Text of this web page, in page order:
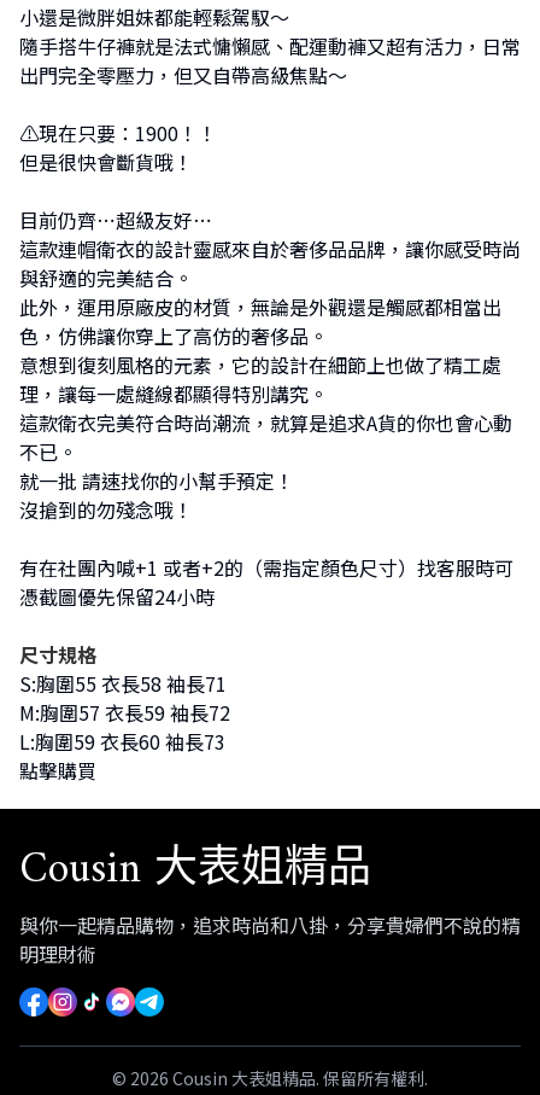
小還是微胖姐妹都能輕鬆駕馭～
隨手搭牛仔褲就是法式慵懶感、配運動褲又超有活力，日常
出門完全零壓力，但又自帶高級焦點～
⚠現在只要：1900！！
但是很快會斷貨哦！
目前仍齊⋯超級友好⋯
這款連帽衛衣的設計靈感來自於奢侈品品牌，讓你感受時尚
與舒適的完美結合。
此外，運用原廠皮的材質，無論是外觀還是觸感都相當出
色，仿佛讓你穿上了高仿的奢侈品。
意想到復刻風格的元素，它的設計在細節上也做了精工處
理，讓每一處縫線都顯得特別講究。
這款衛衣完美符合時尚潮流，就算是追求A貨的你也會心動
不已。
就一批 請速找你的小幫手預定！
沒搶到的勿殘念哦！
有在社團內喊+1 或者+2的（需指定顏色尺寸）找客服時可
憑截圖優先保留24小時
尺寸規格
S:胸圍55 衣長58 袖長71
M:胸圍57 衣長59 袖長72
L:胸圍59 衣長60 袖長73
點擊購買
Cousin 大表姐精品
與你一起精品購物，追求時尚和八掛，分享貴婦們不說的精
明理財術
© 2026 Cousin 大表姐精品. 保留所有權利.